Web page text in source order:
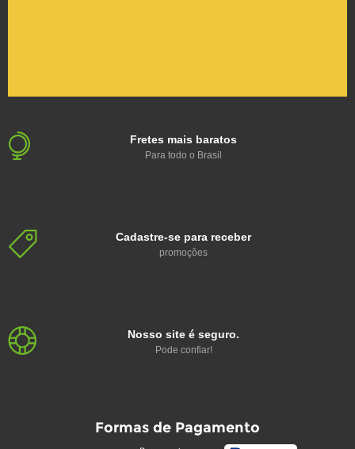
Fretes mais baratos
Para todo o Brasil
Cadastre-se para receber
promoções
Nosso site é seguro.
Pode confiar!
Formas de Pagamento